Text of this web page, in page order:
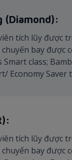
(Diamond):
tích lũy được
bay được
class;
Economy
tích lũy được
bay được